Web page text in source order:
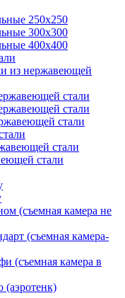
250х250
300х300
400х400
из нержавеющей
стали
стали
стали
стали
стали
(съемная камера не
(съемная камера-
(съемная камера в
(аэротенк)